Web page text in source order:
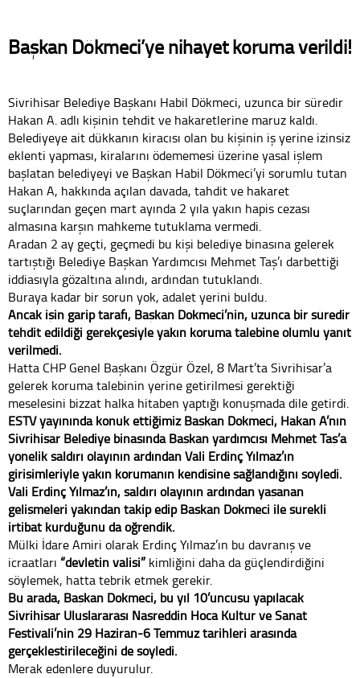
Başkan Dökmeci’ye nihayet koruma verildi!
Sivrihisar Belediye Başkanı Habil Dökmeci, uzunca bir süredir
Hakan A. adlı kişinin tehdit ve hakaretlerine maruz kaldı.
Belediyeye ait dükkanın kiracısı olan bu kişinin iş yerine izinsiz
eklenti yapması, kiralarını ödememesi üzerine yasal işlem
başlatan belediyeyi ve Başkan Habil Dökmeci’yi sorumlu tutan
Hakan A, hakkında açılan davada, tahdit ve hakaret
suçlarından geçen mart ayında 2 yıla yakın hapis cezası
almasına karşın mahkeme tutuklama vermedi.
Aradan 2 ay geçti, geçmedi bu kişi belediye binasına gelerek
tartıştığı Belediye Başkan Yardımcısı Mehmet Taş’ı darbettiği
iddiasıyla gözaltına alındı, ardından tutuklandı.
Buraya kadar bir sorun yok, adalet yerini buldu.
Ancak işin garip tarafı, Başkan Dökmeci’nin, uzunca bir süredir
tehdit edildiği gerekçesiyle yakın koruma talebine olumlu yanıt
verilmedi.
Hatta CHP Genel Başkanı Özgür Özel, 8 Mart’ta Sivrihisar’a
gelerek koruma talebinin yerine getirilmesi gerektiği
meselesini bizzat halka hitaben yaptığı konuşmada dile getirdi.
ESTV yayınında konuk ettiğimiz Başkan Dökmeci, Hakan A’nın
Sivrihisar Belediye binasında Başkan yardımcısı Mehmet Taş’a
yönelik saldırı olayının ardından Vali Erdinç Yılmaz’ın
girişimleriyle yakın korumanın kendisine sağlandığını söyledi.
Vali Erdinç Yılmaz’ın, saldırı olayının ardından yaşanan
gelişmeleri yakından takip edip Başkan Dökmeci ile sürekli
irtibat kurduğunu da öğrendik.
Mülki İdare Amiri olarak Erdinç Yılmaz’ın bu davranış ve
icraatları “devletin valisi” kimliğini daha da güçlendirdiğini
söylemek, hatta tebrik etmek gerekir.
Bu arada, Başkan Dökmeci, bu yıl 10’uncusu yapılacak
Sivrihisar Uluslararası Nasreddin Hoca Kültür ve Sanat
Festivali’nin 29 Haziran-6 Temmuz tarihleri arasında
gerçekleştirileceğini de söyledi.
Merak edenlere duyurulur.